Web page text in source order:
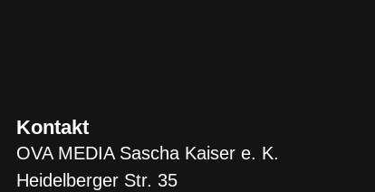
Kontakt
OVA MEDIA Sascha Kaiser e. K.
Heidelberger Str. 35